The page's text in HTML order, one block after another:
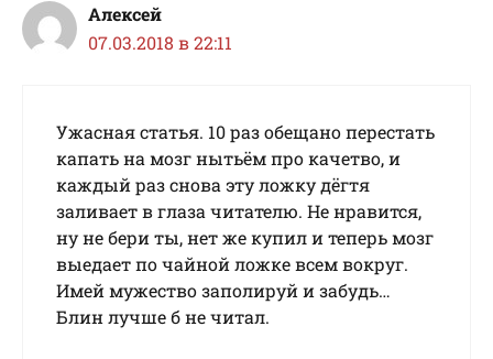
Алексей
07.03.2018 в 22:11
Ужасная статья. 10 раз обещано перестать
капать на мозг нытьём про качетво, и
каждый раз снова эту ложку дёгтя
заливает в глаза читателю. Не нравится,
ну не бери ты, нет же купил и теперь мозг
выедает по чайной ложке всем вокруг.
Имей мужество заполируй и забудь…
Блин лучше б не читал.